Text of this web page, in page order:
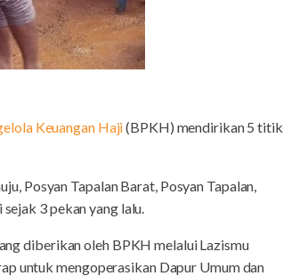
Keuangan Haji(BPKH) mendirikan 5 titik
Posyan Tapalan Barat, Posyan Tapalan,
3 pekan yang lalu.
diberikan oleh BPKH melalui Lazismu
untuk mengoperasikan Dapur Umum dan